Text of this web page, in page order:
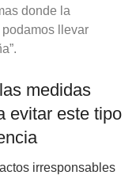
donde la
llevar
medidas
evitar este tipo
irresponsables